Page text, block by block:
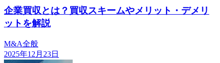
企業買収とは？買収スキームやメリット・デメリ
ットを解説
M&A全般
2025年12月23日